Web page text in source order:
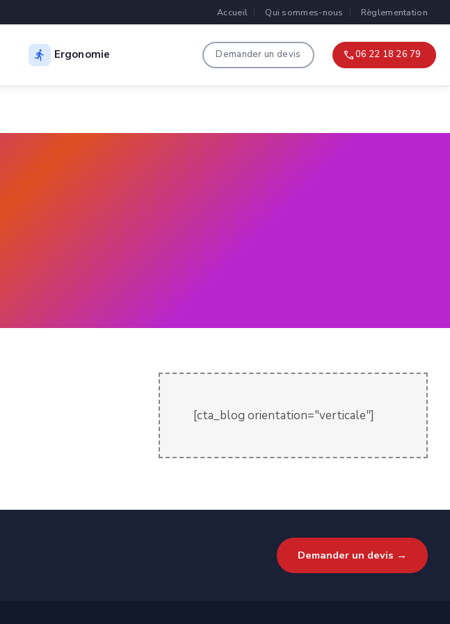
Accueil Qui sommes-nous Règlementation
Ergonomie 06 22 18 26 79
Demander un devis
[cta_blog orientation="verticale"]
Demander un devis →